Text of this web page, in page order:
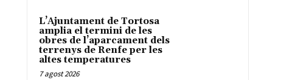
L’Ajuntament de Tortosa
amplia el termini de les
obres de l’aparcament dels
terrenys de Renfe per les
altes temperatures
7 agost 2026